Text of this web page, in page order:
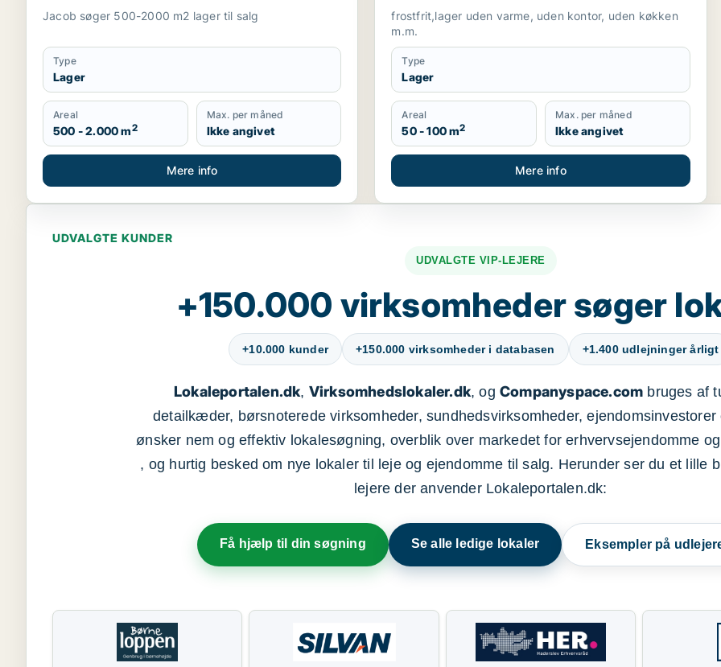
Jacob søger 500-2000 m2 lager til salg
Type
Lager
Areal
500 - 2.000 m2
Max. per måned
Ikke angivet
Mere info
frostfrit,lager uden varme, uden kontor, uden køkken
m.m.
Type
Lager
Areal
50 - 100 m2
Max. per måned
Ikke angivet
Mere info
UDVALGTE KUNDER
UDVALGTE VIP-LEJERE
+150.000 virksomheder søger
+10.000 kunder +150.000 virksomheder i databasen +1.400 udlejninger årligt
Lokaleportalen.dk, Virksomhedslokaler.dk, og Companyspace.com bruges af
detailkæder, børsnoterede virksomheder, sundhedsvirksomheder, ejendomsinvestorer
ønsker nem og effektiv lokalesøgning, overblik over markedet for erhvervsejendomme
, og hurtig besked om nye lokaler til leje og ejendomme til salg. Herunder ser du et lille
lejere der anvender Lokaleportalen.dk:
Få hjælp til din søgning Se alle ledige lokaler Eksempler på